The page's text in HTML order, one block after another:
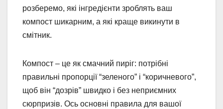
розберемо, які інгредієнти зроблять ваш
компост шикарним, а які краще викинути в
смітник.
Компост – це як смачний пиріг: потрібні
правильні пропорції “зеленого” і “коричневого”,
щоб він “дозрів” швидко і без неприємних
сюрпризів. Ось основні правила для вашої